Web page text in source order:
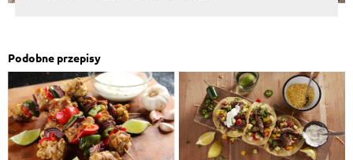
Podobne przepisy